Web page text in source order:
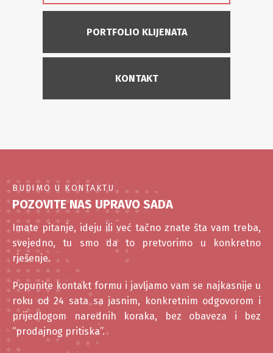
PORTFOLIO KLIJENATA
KONTAKT
BUDIMO U KONTAKTU
POZOVITE NAS UPRAVO SADA
Imate pitanje, ideju ili već tačno znate šta vam treba,
svejedno, tu smo da to pretvorimo u konkretno
rješenje.
Popunite kontakt formu i javljamo vam se najkasnije u
roku od 24 sata sa jasnim, konkretnim odgovorom i
prijedlogom narednih koraka, bez obaveza i bez
“prodajnog pritiska”.